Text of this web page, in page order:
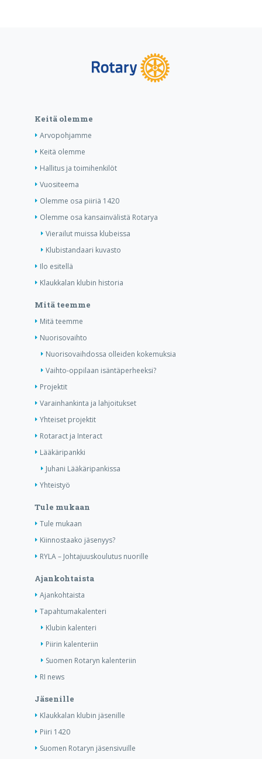
Keitä olemme
Arvopohjamme
Keitä olemme
Hallitus ja toimihenkilöt
Vuositeema
Olemme osa piiriä 1420
Olemme osa kansainvälistä Rotarya
Vierailut muissa klubeissa
Klubistandaari kuvasto
Ilo esitellä
Klaukkalan klubin historia
Mitä teemme
Mitä teemme
Nuorisovaihto
Nuorisovaihdossa olleiden kokemuksia
Vaihto-oppilaan isäntäperheeksi?
Projektit
Varainhankinta ja lahjoitukset
Yhteiset projektit
Rotaract ja Interact
Lääkäripankki
Juhani Lääkäripankissa
Yhteistyö
Tule mukaan
Tule mukaan
Kiinnostaako jäsenyys?
RYLA – Johtajuuskoulutus nuorille
Ajankohtaista
Ajankohtaista
Tapahtumakalenteri
Klubin kalenteri
Piirin kalenteriin
Suomen Rotaryn kalenteriin
RI news
Jäsenille
Klaukkalan klubin jäsenille
Piiri 1420
Suomen Rotaryn jäsensivuille